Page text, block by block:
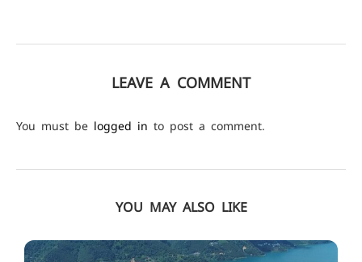
LEAVE A COMMENT
You must be logged in to post a comment.
YOU MAY ALSO LIKE